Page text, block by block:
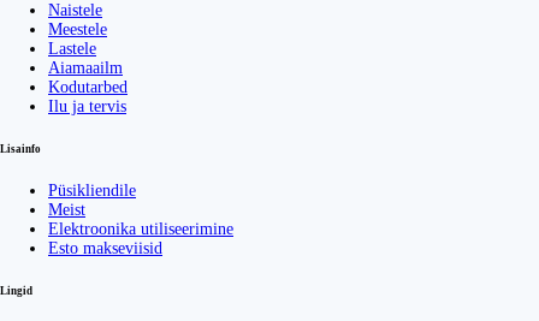
Naistele
Meestele
Lastele
Aiamaailm
Kodutarbed
Ilu ja tervis
Lisainfo
Püsikliendile
Meist
Elektroonika utiliseerimine
Esto makseviisid
Lingid